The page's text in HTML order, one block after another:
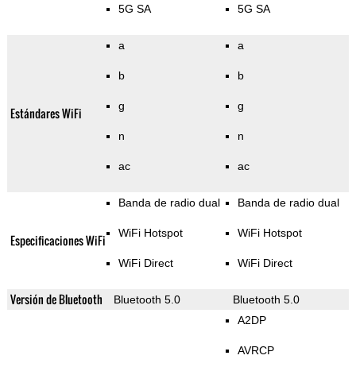
5G SA 5G SA
Estándares WiFi
a
b
g
n
ac
a
b
g
n
ac
Especificaciones WiFi
Banda de radio dual
WiFi Hotspot
WiFi Direct
Banda de radio dual
WiFi Hotspot
WiFi Direct
Versión de Bluetooth Bluetooth 5.0 Bluetooth 5.0
A2DP
AVRCP